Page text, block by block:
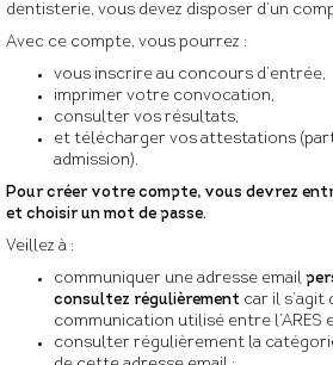
dentisterie, vous devez disposer d’un
Avec ce compte, vous pourrez :
vous inscrire au concours d’entrée,
imprimer votre convocation,
consulter vos résultats,
et télécharger vos attestations
admission).
Pour créer votre compte, vous devrez
et choisir un mot de passe.
Veillez à :
communiquer une adresse email
consultez régulièrement car il s’agit
communication utilisé entre l’ARES
consulter régulièrement la